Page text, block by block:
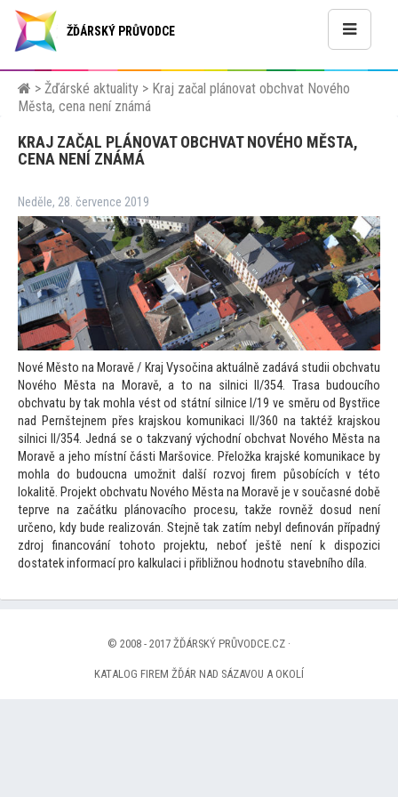
ŽĎÁRSKÝ PRŮVODCE
> Žďárské aktuality > Kraj začal plánovat obchvat Nového
Města, cena není známá
KRAJ ZAČAL PLÁNOVAT OBCHVAT NOVÉHO MĚSTA,
CENA NENÍ ZNÁMÁ
Neděle, 28. července 2019
Nové Město na Moravě / Kraj Vysočina aktuálně zadává studii obchvatu
Nového Města na Moravě, a to na silnici II/354. Trasa budoucího
obchvatu by tak mohla vést od státní silnice I/19 ve směru od Bystřice
nad Pernštejnem přes krajskou komunikaci II/360 na taktéž krajskou
silnici II/354. Jedná se o takzvaný východní obchvat Nového Města na
Moravě a jeho místní části Maršovice. Přeložka krajské komunikace by
mohla do budoucna umožnit další rozvoj firem působících v této
lokalitě. Projekt obchvatu Nového Města na Moravě je v současné době
teprve na začátku plánovacího procesu, takže rovněž dosud není
určeno, kdy bude realizován. Stejně tak zatím nebyl definován případný
zdroj financování tohoto projektu, neboť ještě není k dispozici
dostatek informací pro kalkulaci i přibližnou hodnotu stavebního díla.
© 2008 - 2017 ŽĎÁRSKÝ PRŮVODCE.CZ ·
KATALOG FIREM ŽĎÁR NAD SÁZAVOU A OKOLÍ